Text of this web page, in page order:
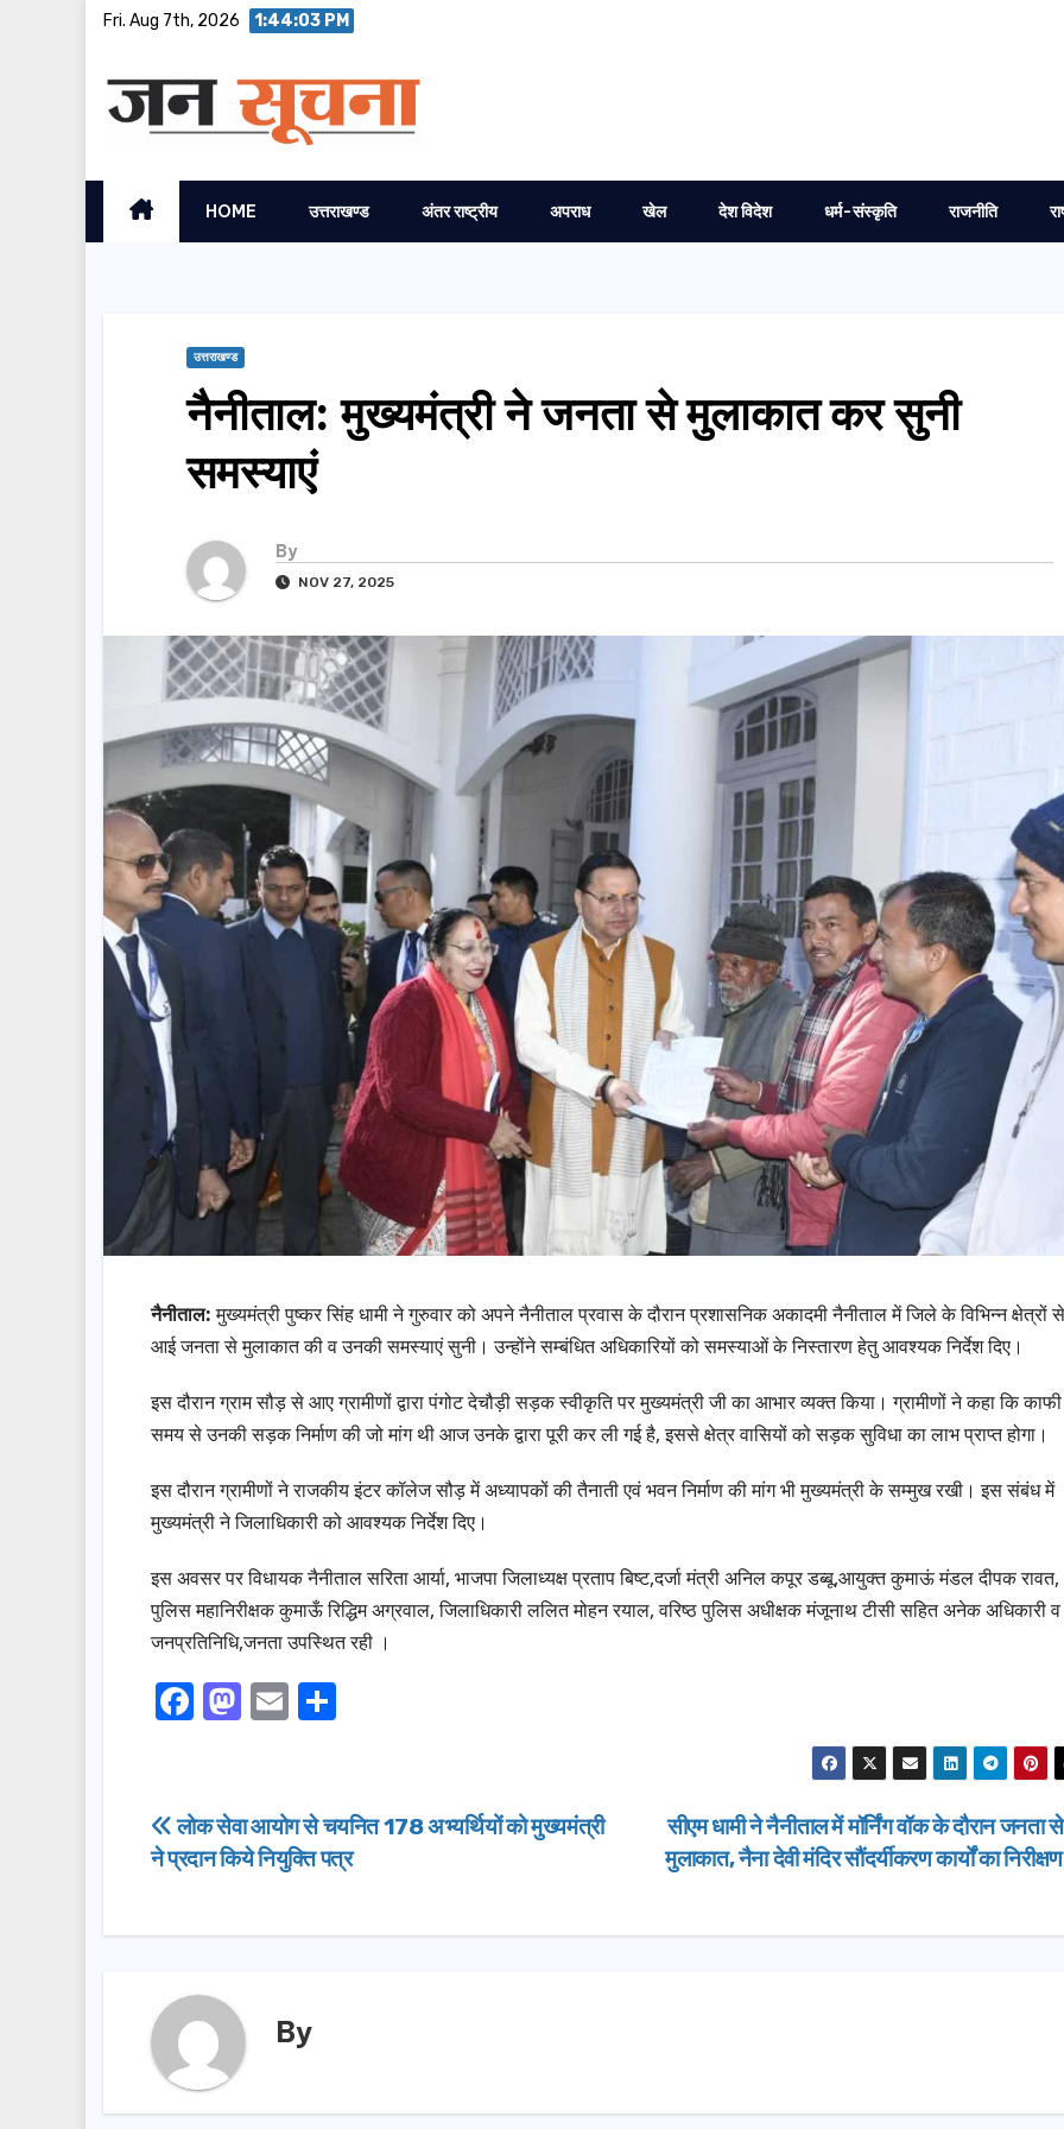
Fri. Aug 7th, 2026 1:44:05 PM
HOME उत्तराखण्ड अंतर राष्ट्रीय अपराध खेल देश विदेश धर्म-संस्कृति राजनीति
उत्तराखण्ड
नैनीताल: मुख्यमंत्री ने जनता से मुलाकात कर सुनी
समस्याएं
By
NOV 27, 2025
नैनीताल:मुख्यमंत्री पुष्कर सिंह धामी ने गुरुवार को अपने नैनीताल प्रवास के दौरान प्रशासनिक अकादमी नैनीताल में जिले के विभिन्न क्षेत्रों से
आई जनता से मुलाकात की व उनकी समस्याएं सुनी। उन्होंने सम्बंधित अधिकारियों को समस्याओं के निस्तारण हेतु आवश्यक निर्देश दिए।
इस दौरान ग्राम सौड़ से आए ग्रामीणों द्वारा पंगोट देचौड़ी सड़क स्वीकृति पर मुख्यमंत्री जी का आभार व्यक्त किया। ग्रामीणों ने कहा कि
समय से उनकी सड़क निर्माण की जो मांग थी आज उनके द्वारा पूरी कर ली गई है, इससे क्षेत्र वासियों को सड़क सुविधा का लाभ प्राप्त होगा।
इस दौरान ग्रामीणों ने राजकीय इंटर कॉलेज सौड़ में अध्यापकों की तैनाती एवं भवन निर्माण की मांग भी मुख्यमंत्री के सम्मुख रखी। इस संबंध में
मुख्यमंत्री ने जिलाधिकारी को आवश्यक निर्देश दिए।
इस अवसर पर विधायक नैनीताल सरिता आर्या, भाजपा जिलाध्यक्ष प्रताप बिष्ट,दर्जा मंत्री अनिल कपूर डब्बू,आयुक्त कुमाऊं मंडल दीपक रावत,
पुलिस महानिरीक्षक कुमाऊँ रिद्धिम अग्रवाल, जिलाधिकारी ललित मोहन रयाल, वरिष्ठ पुलिस अधीक्षक मंजूनाथ टीसी सहित अनेक अधिकारी व
जनप्रतिनिधि,जनता उपस्थित रही ।
F
e
b
o
M
o
d
n
E
e
Post
navigation
सीएम धामी ने नैनीताल में मॉर्निंग वॉक के दौरान जनता
मुलाकात, नैना देवी मंदिर सौंदर्यीकरण कार्यों का निरीक्षण
लोक सेवा आयोग से चयनित 178 अभ्यर्थियों को मुख्यमंत्री
ने प्रदान किये नियुक्ति पत्र
By
से जुड़ी 12 किमी
ग्रीनफील्ड
AUGUST 6, 2026